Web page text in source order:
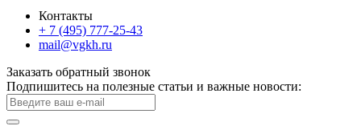
Контакты
+ 7 (495) 777-25-43
mail@vgkh.ru
Заказать обратный звонок
Подпишитесь на полезные статьи и важные новости: